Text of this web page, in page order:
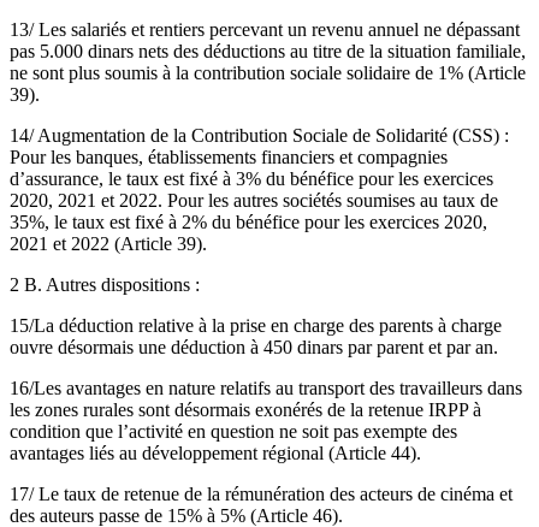
13/ Les salariés et rentiers percevant un revenu annuel ne dépassant
pas 5.000 dinars nets des déductions au titre de la situation familiale,
ne sont plus soumis à la contribution sociale solidaire de 1% (Article
39).
14/ Augmentation de la Contribution Sociale de Solidarité (CSS) :
Pour les banques, établissements financiers et compagnies
d’assurance, le taux est fixé à 3% du bénéfice pour les exercices
2020, 2021 et 2022. Pour les autres sociétés soumises au taux de
35%, le taux est fixé à 2% du bénéfice pour les exercices 2020,
2021 et 2022 (Article 39).
2 B. Autres dispositions :
15/La déduction relative à la prise en charge des parents à charge
ouvre désormais une déduction à 450 dinars par parent et par an.
16/Les avantages en nature relatifs au transport des travailleurs dans
les zones rurales sont désormais exonérés de la retenue IRPP à
condition que l’activité en question ne soit pas exempte des
avantages liés au développement régional (Article 44).
17/ Le taux de retenue de la rémunération des acteurs de cinéma et
des auteurs passe de 15% à 5% (Article 46).